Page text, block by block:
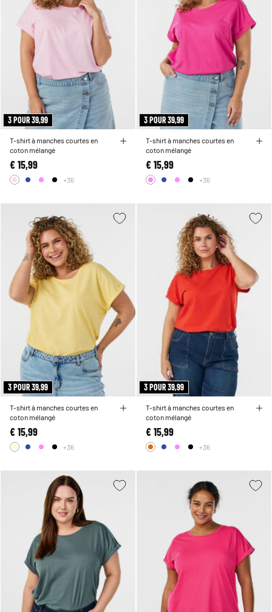
3 POUR 39,99
T-shirt à manches courtes en
coton mélangé
€ 15,99
+36
3 POUR 39,99
T-shirt à manches courtes en
coton mélangé
€ 15,99
+36
3 POUR 39,99
T-shirt à manches courtes en
coton mélangé
€ 15,99
+36
3 POUR 39,99
T-shirt à manches courtes en
coton mélangé
€ 15,99
+36